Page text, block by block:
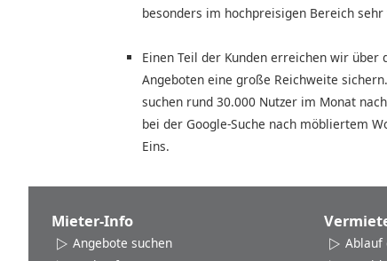
besonders im hochpreisigen Bereich
Einen Teil der Kunden erreichen wir
Angeboten eine große Reichweite
suchen rund 30.000 Nutzer im Monat
bei der Google-Suche nach möbliertem
Eins.
Mieter-Info
Angebote suchen
Ablauf